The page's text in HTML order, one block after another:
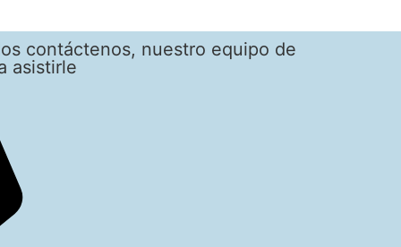
contáctenos, nuestro equipo de
asistirle